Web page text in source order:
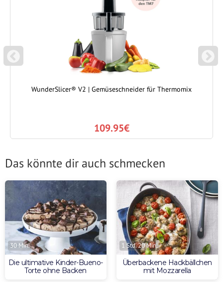
P
REVIOUS
WunderSlicer® V2 | Gemüseschneider für Thermomix
109.95€
N
EXT
Das könnte dir auch schmecken
30 Min.
Die ultimative Kinder-Bueno-
Torte ohne Backen
1 Std. 20 Min.
Überbackene Hackbällchen
mit Mozzarella